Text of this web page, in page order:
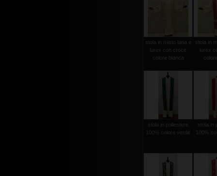
stola in misto lana e
lurex con croce
colore bianca
stola in
lurex
stola in poliestere
100% colore verde
stola in
100%